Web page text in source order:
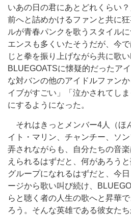
いあの日の君にあとどれくらい
前へと詰めかけるファンと共に
ルが青春パンクを歌うスタイル
エンスも多くいたそうだが、今
じと拳を振り上げながら共に歌
BLUEGOATSに懐疑的だったア
な対バンの他のアイドルファン
イブがすごい」「泣かされてし
にするようになった。
それはきっとメンバー4人（ほ
イト・マリン、チャンチー、ソ
弄されながらも、自分たちの音
えられるはずだと、何があろう
グループになれるはずだと、今
ージから歌い叫び続け、
らと聴く者の人生の歌へと昇華
ろう。そんな英雄である彼女た